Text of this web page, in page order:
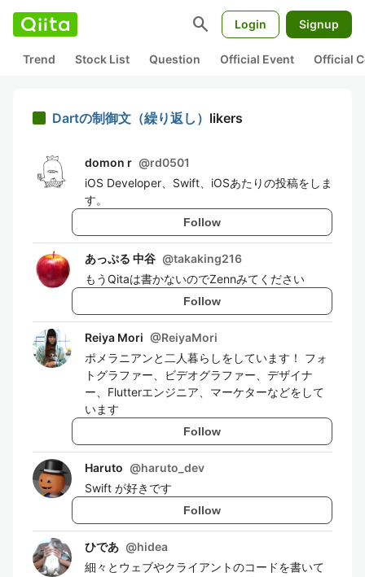
search Login Signup
Trend Stock List Question Official Event Official
Dartの制御文（繰り返し） likers
domon r @rd0501
iOS Developer、Swift、iOSあたりの投稿をしま
す。
Follow
あっぷる 中谷 @takaking216
もうQitaは書かないのでZennみてください
Follow
Reiya Mori @ReiyaMori
ポメラニアンと二人暮らしをしています！ フォ
トグラファー、ビデオグラファー、デザイナ
ー、Flutterエンジニア、マーケターなどをして
います
Follow
Haruto @haruto_dev
Swift が好きです
Follow
ひであ @hidea
細々とウェブやクライアントのコードを書いて